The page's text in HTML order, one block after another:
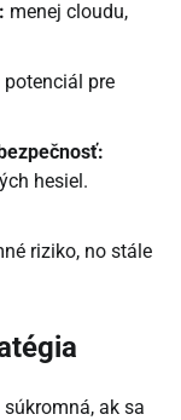
menej cloudu,
pre
hesiel.
riziko, no stále
ak sa